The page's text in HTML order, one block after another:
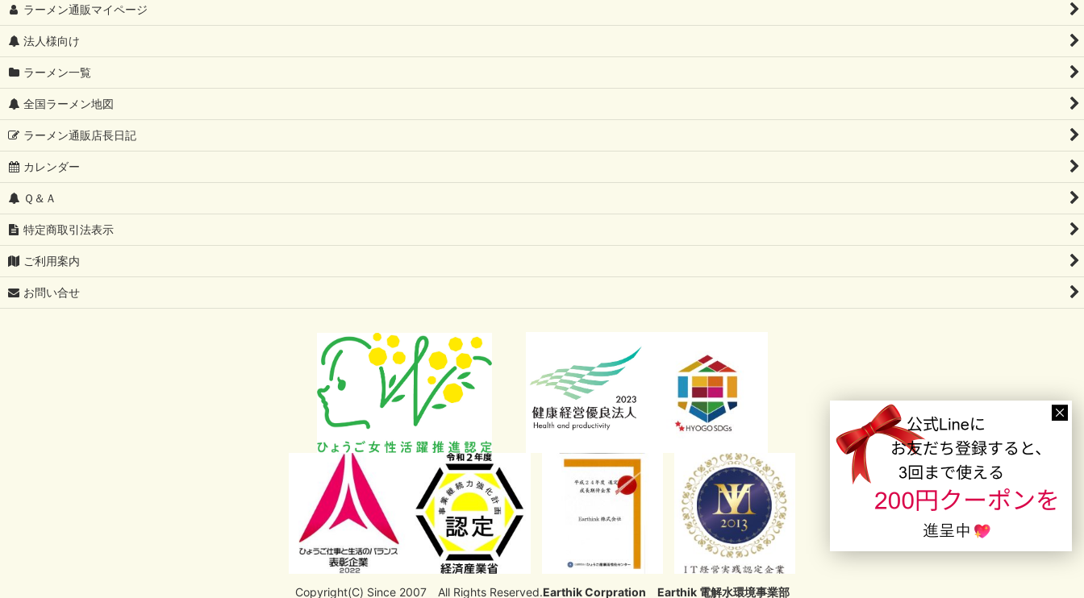
ラーメン通販マイページ
法人様向け
ラーメン一覧
全国ラーメン地図
ラーメン通販店長日記
カレンダー
Ｑ＆Ａ
特定商取引法表示
ご利用案内
お問い合せ
Copyright(C) Since 2007 All Rights Reserved.Earthik Corpration Earthik 電解水環境事業部